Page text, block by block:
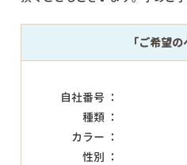
「ご希望の
自社番号 ：
種類 ：
カラー ：
性別 ：